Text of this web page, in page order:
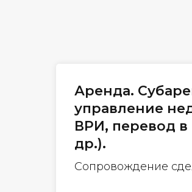
Аренда.
управление
ВРИ, перевод
др.).
Сопровождение